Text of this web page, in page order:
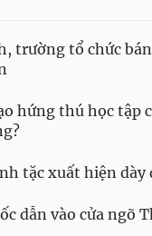
trường tổ chức
hứng thú học tập
tặc xuất hiện dày
dẫn vào cửa ngõ